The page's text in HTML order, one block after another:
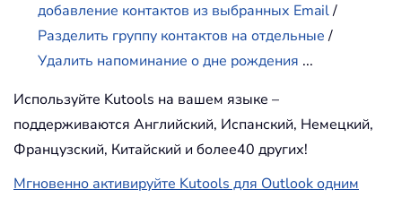
добавление контактов из выбранных Email/
Разделить группу контактов на отдельные/
Удалить напоминание о дне рождения ...
Используйте Kutools на вашем языке –
поддерживаются Английский, Испанский, Немецкий,
Французский, Китайский и более40 других!
Мгновенно активируйте Kutools для Outlook одним